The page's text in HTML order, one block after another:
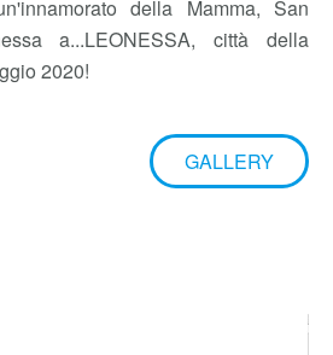
la Madonna, Padre Pio e
della Mamma, San
a...LEONESSA, città della
2020!